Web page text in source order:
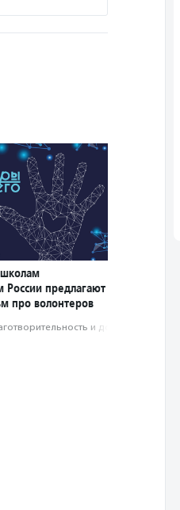
России предлагают
про волонтеров
и доброволь­чест­во